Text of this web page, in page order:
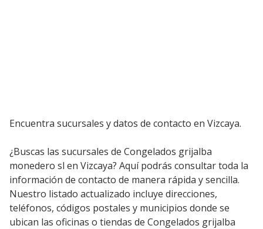
Encuentra sucursales y datos de contacto en Vizcaya.
¿Buscas las sucursales de Congelados grijalba
monedero sl en Vizcaya? Aquí podrás consultar toda la
información de contacto de manera rápida y sencilla.
Nuestro listado actualizado incluye direcciones,
teléfonos, códigos postales y municipios donde se
ubican las oficinas o tiendas de Congelados grijalba